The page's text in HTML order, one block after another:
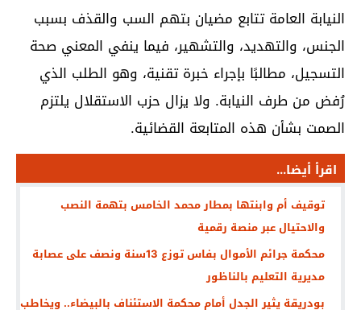
النيابة العامة تتابع مضيان بتهم السب والقذف بسبب
الجنس، والتهديد، والتشهير، فيما ينفي المعني صحة
التسجيل، مطالبًا بإجراء خبرة تقنية، وهو الطلب الذي
رُفض من طرف النيابة. ولا يزال حزب الاستقلال يلتزم
الصمت بشأن هذه المتابعة القضائية.
اقرأ أيضا...
توقيف أم وابنتها بمطار محمد الخامس بتهمة النصب
والاحتيال عبر منصة رقمية
محكمة جرائم الأموال بفاس توزع 13سنة ونصف على عصابة
مديرية التعليم بالناظور
بودريقة يثير الجدل أمام محكمة الاستئناف بالبيضاء.. ويخاطب